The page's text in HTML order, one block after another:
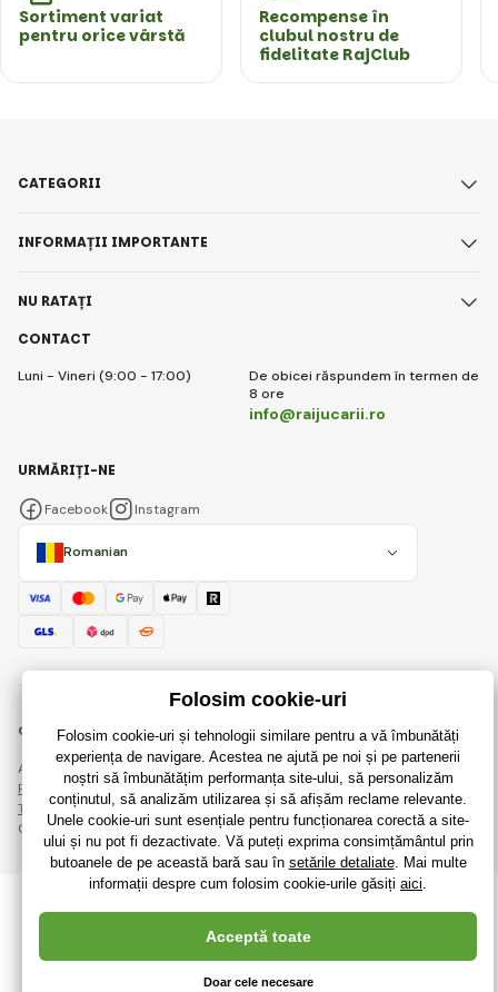
Sortiment variat
pentru orice vârstă
Recompense în
clubul nostru de
fidelitate RajClub
CONTACT
Luni - Vineri (9:00 - 17:00)
De obicei răspundem în termen de
8 ore
info@raijucarii.ro
CATEGORII
INFORMAȚII IMPORTANTE
NU RATAȚI
Romanian
URMĂRIȚI-NE
Facebook Instagram
© 2018 - 2026 RaiJucării.ro, Toate drepturile rezervate
Această pagină este protejată prin reCAPTCHA și se aplică
Regulile de protecție a datelor personalecompaniile Google și ale lor
Termeni și condiții.
Crearea de magazine online eficiente de laRIESENIA